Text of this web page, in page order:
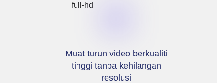
Muat turun video berkualiti
tinggi tanpa kehilangan
resolusi